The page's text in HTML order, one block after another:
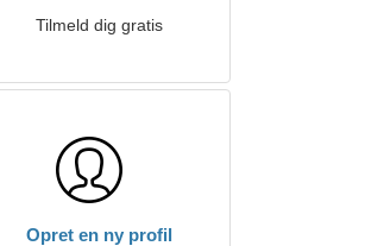
Tilmeld dig gratis
Opret en ny profil